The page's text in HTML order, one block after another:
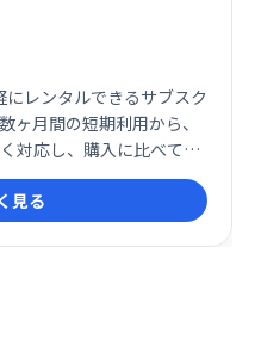
レンタルできるサブスク
ヶ月間の短期利用から、
対応し、購入に比べて手
具家電を試したい方や、
したい方におすすめで
しを求める方にも最適な
見る